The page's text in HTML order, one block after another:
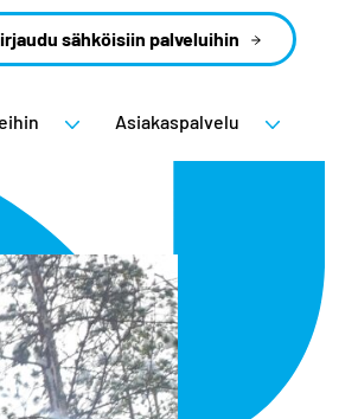
sähköisiin palveluihin
Asiakaspalvelu